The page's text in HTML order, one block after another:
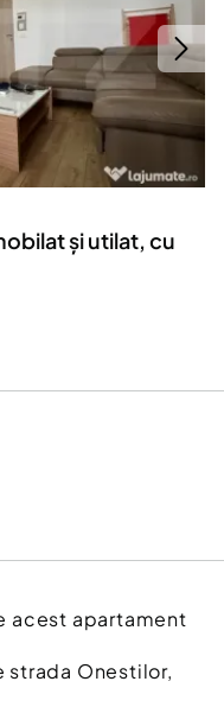
și utilat, cu
acest apartament
strada Onestilor,